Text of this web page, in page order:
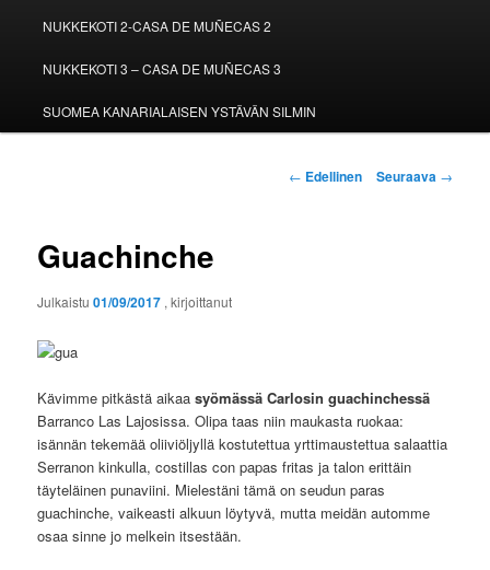
NUKKEKOTI 2-CASA DE MUÑECAS 2
NUKKEKOTI 3 – CASA DE MUÑECAS 3
SUOMEA KANARIALAISEN YSTÄVÄN SILMIN
Artikkelien
← Edellinen Seuraava →
Guachinche
Julkaistu01/09/2017 , kirjoittanut
Kävimme pitkästä aikaasyömässä Carlosin guachinchessä
Barranco Las Lajosissa. Olipa taas niin maukasta ruokaa:
isännän tekemää oliiviöljyllä kostutettua yrttimaustettua salaattia
Serranon kinkulla, costillas con papas fritas ja talon erittäin
täyteläinen punaviini. Mielestäni tämä on seudun paras
guachinche, vaikeasti alkuun löytyvä, mutta meidän automme
osaa sinne jo melkein itsestään.